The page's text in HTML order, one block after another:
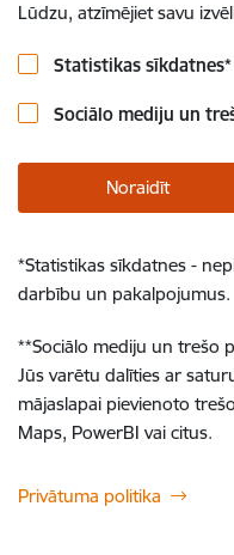
Lūdzu, atzīmējiet savu
Statistikas sīkdatnes*
Sociālo mediju un
Noraidīt
*Statistikas sīkdatnes -
darbību un pakalpojumus.
**Sociālo mediju un trešo
Jūs varētu dalīties ar
mājaslapai pievienoto
Maps, PowerBI vai citus.
Privātuma politika